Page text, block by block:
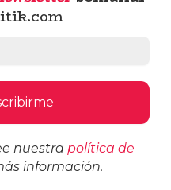
nuestra política de
información.